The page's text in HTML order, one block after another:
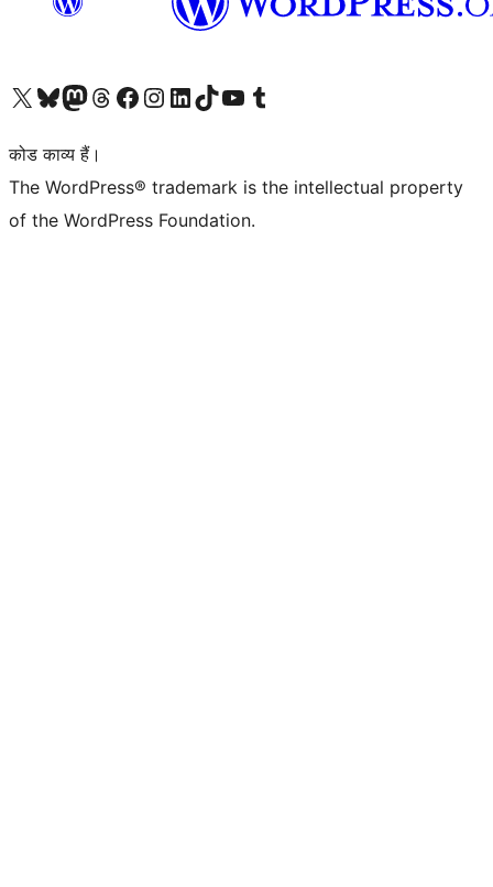
Visit our X (formerly Twitter) account
हमारे बलुस्की खाते पर जाएँVisit our Mastodon account
हमारे थ्रेड्स अकाउंट पर जाएंहमारे फेसबुक पेज पर जाएँहमारे इंस्टाग्राम अकाउंट पर जाएंहमारे लिंक्डइन खाते पर जाएँहमारे टिकटॉक खाते पर जाएँहमारे यूट्यूब चैनल पर जाएंहमारे Tumblr खाते पर जाएँ
कोड काव्य हैं।
The WordPress® trademark is the intellectual property
of the WordPress Foundation.